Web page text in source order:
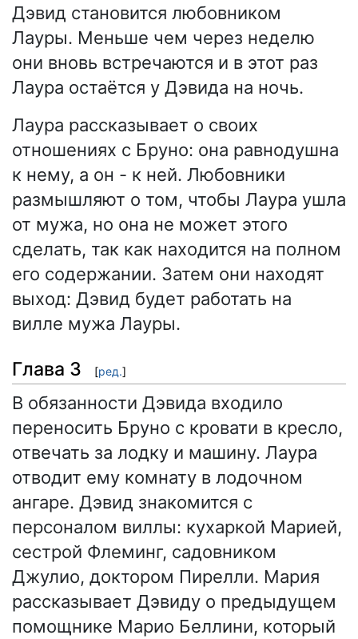
Дэвид становится любовником
Лауры. Меньше чем через неделю
они вновь встречаются и в этот раз
Лаура остаётся у Дэвида на ночь.
Лаура рассказывает о своих
отношениях с Бруно: она равнодушна
к нему, а он - к ней. Любовники
размышляют о том, чтобы Лаура ушла
от мужа, но она не может этого
сделать, так как находится на полном
его содержании. Затем они находят
выход: Дэвид будет работать на
вилле мужа Лауры.
Глава 3 [ред.]
В обязанности Дэвида входило
переносить Бруно с кровати в кресло,
отвечать за лодку и машину. Лаура
отводит ему комнату в лодочном
ангаре. Дэвид знакомится с
персоналом виллы: кухаркой Марией,
сестрой Флеминг, садовником
Джулио, доктором Пирелли. Мария
рассказывает Дэвиду о предыдущем
помощнике Марио Беллини, который